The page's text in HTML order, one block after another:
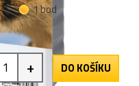
1 bod
+ DO KOŠÍKU